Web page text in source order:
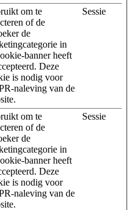
om te
of de
de
in
banner heeft
Deze
is nodig voor
naleving van de
Sessie
om te
of de
de
in
banner heeft
Deze
is nodig voor
naleving van de
Sessie